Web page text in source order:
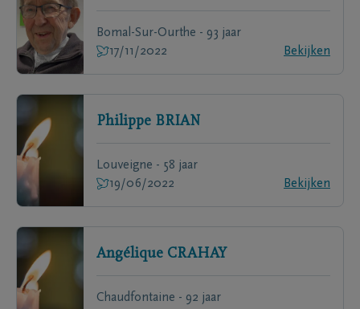
Bomal-Sur-Ourthe - 93 jaar
17/11/2022
Bekijken
Philippe BRIAN
Louveigne - 58 jaar
19/06/2022
Bekijken
Angélique CRAHAY
Chaudfontaine - 92 jaar